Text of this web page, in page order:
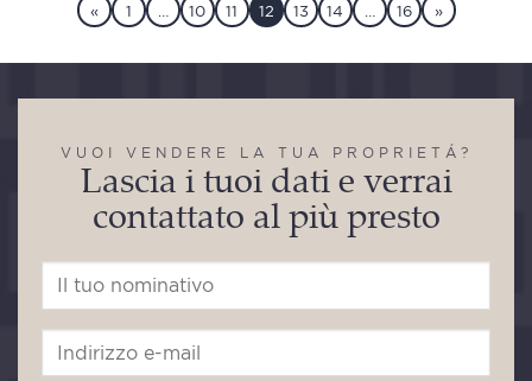
« 1 10 11 12 13 14 16 »
VUOI VENDERE LA TUA PROPRIETÁ?
Lascia i tuoi dati e verrai
contattato al più presto